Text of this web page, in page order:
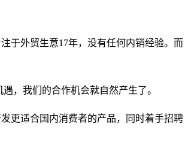
于外贸生意17年，没有任何内销经验。而
，我们的合作机会就自然产生了。
更适合国内消费者的产品，同时着手招聘